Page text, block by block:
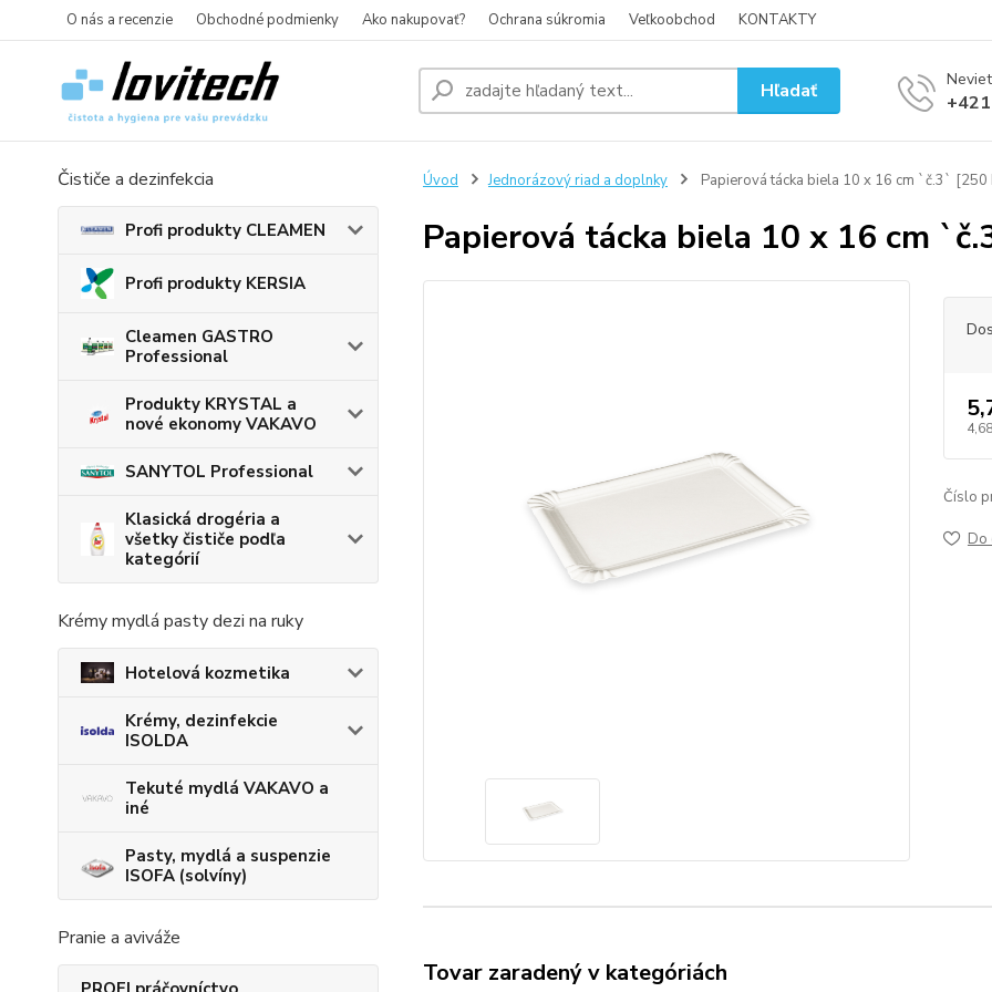
O nás a recenzie Obchodné podmienky Ako nakupovať? Ochrana súkromia Veľkoobchod KONTAKTY
Hľadať
Čističe a dezinfekcia
Profi produkty CLEAMEN
Profi produkty KERSIA
Cleamen GASTRO
Professional
Produkty KRYSTAL a
nové ekonomy VAKAVO
SANYTOL Professional
Klasická drogéria a
všetky čističe podľa
kategórií
Krémy mydlá pasty dezi na ruky
Hotelová kozmetika
Krémy, dezinfekcie
ISOLDA
Tekuté mydlá VAKAVO a
iné
Pasty, mydlá a suspenzie
ISOFA (solvíny)
Pranie a aviváže
Úvod Jednorázový riad a doplnky Papierová tácka biela 10 x 16 cm `č.3` [250
Papierová tácka biela 10 x 16 cm
Číslo
Do
Tovar zaradený v kategóriách